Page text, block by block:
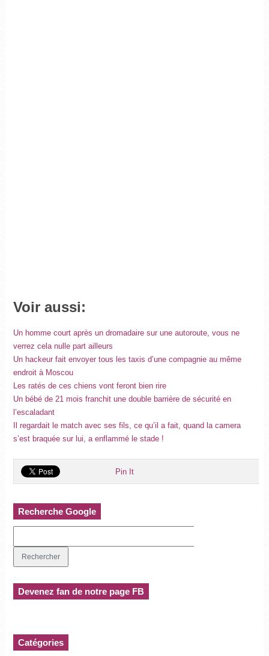
Voir aussi:
Un homme court après un dromadaire sur une autoroute, vous ne
verrez cela nulle part ailleurs
Un hackeur fait envoyer tous les taxis d’une compagnie au même
endroit à Moscou
Les ratés de ces chiens vont feront bien rire
Un bébé de 21 mois franchit une double barrière de sécurité en
l’escaladant
Il regardait le match avec ses fils, ce qu’il a fait, quand la camera
s’est braquée sur lui, a enflammé le stade !
Pin It
Recherche Google
Devenez fan de notre page FB
Catégories